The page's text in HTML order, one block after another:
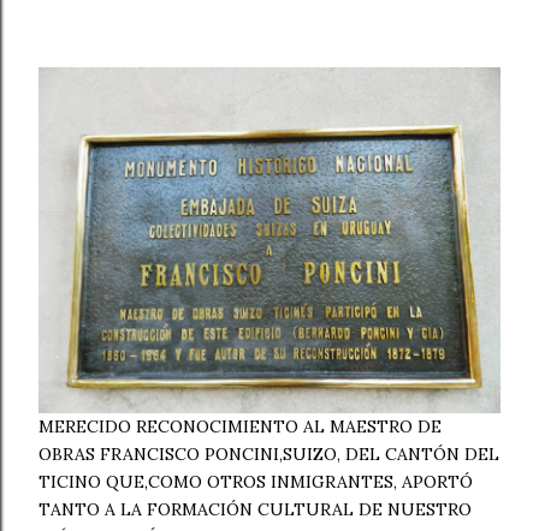
MERECIDO RECONOCIMIENTO AL MAESTRO DE
OBRAS FRANCISCO PONCINI,SUIZO, DEL CANTÓN DEL
TICINO QUE,COMO OTROS INMIGRANTES, APORTÓ
TANTO A LA FORMACIÓN CULTURAL DE NUESTRO